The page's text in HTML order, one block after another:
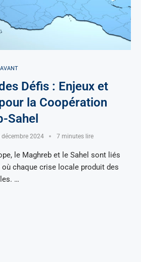
Défis : Enjeux et
la Coopération
Sahel
décembre 2024 7 minutes lire
le Maghreb et le Sahel sont liés
chaque crise locale produit des
…